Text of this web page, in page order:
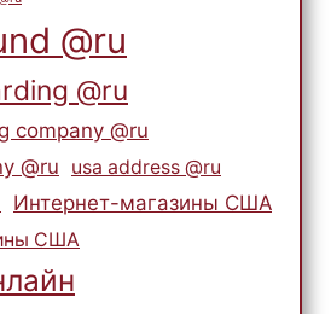
@ru
@ru
company @ru
@ru
usa address @ru
Интернет-магазины США
США